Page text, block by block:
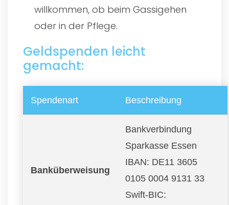
willkommen, ob beim Gassigehen
oder in der Pflege.
Geldspenden leicht
gemacht:
Spendenart Beschreibung
Banküberweisung
Bankverbindung
Sparkasse Essen
IBAN: DE11 3605
0105 0004 9131 33
Swift-BIC: